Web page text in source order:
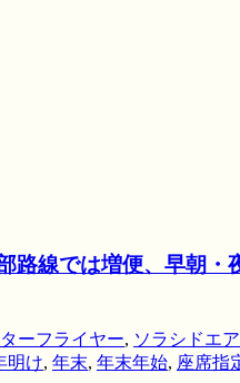
路線では増便、早朝
ーフライヤー, ソラシドエア
明け, 年末, 年末年始, 座席指